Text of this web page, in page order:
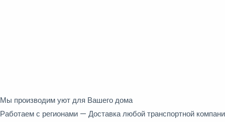
Мы производим уют для Вашего дома
Работаем с регионами — Доставка любой транспортной